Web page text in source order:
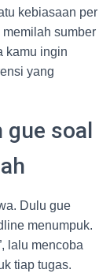
kebiasaan per
sumber
kamu ingin
yang
gue soal
Dulu gue
menumpuk.
lalu mencoba
tiap tugas.